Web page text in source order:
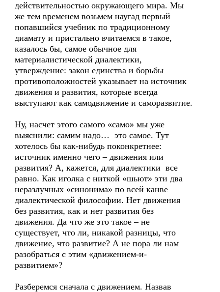
действительностью окружающего мира. Мы
же тем временем возьмем наугад первый
попавшийся учебник по традиционному
диамату и пристально вчитаемся в такое,
казалось бы, самое обычное для
материалистической диалектики,
утверждение: закон единства и борьбы
противоположностей указывает на источник
движения и развития, которые всегда
выступают как самодвижение и саморазвитие.
Ну, насчет этого самого «само» мы уже
выяснили: самим надо… это самое. Тут
хотелось бы как-нибудь поконкретнее:
источник именно чего – движения или
развития? А, кажется, для диалектики все
равно. Как иголка с ниткой «шьют» эти два
неразлучных «синонима» по всей канве
диалектической философии. Нет движения
без развития, как и нет развития без
движения. Да что же это такое – не
существует, что ли, никакой разницы, что
движение, что развитие? А не пора ли нам
разобраться с этим «движением-и-
развитием»?
Разберемся сначала с движением. Назвав